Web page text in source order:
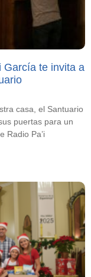
García te invita a
casa, el Santuario
puertas para un
Radio Pa’i